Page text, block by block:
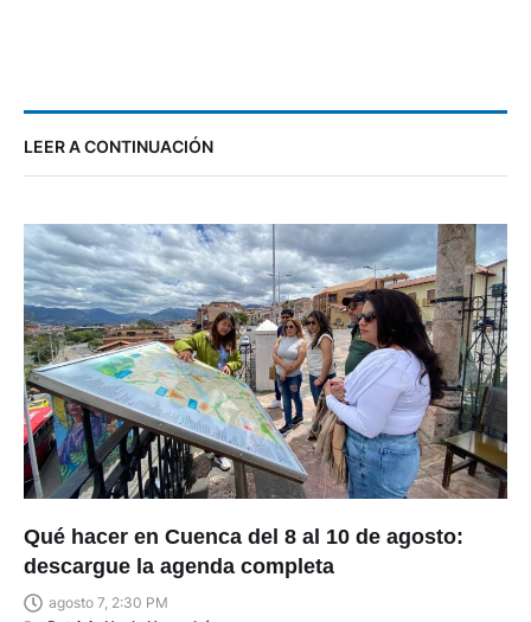
LEER A CONTINUACIÓN
Qué hacer en Cuenca del 8 al 10 de agosto:
descargue la agenda completa
agosto 7, 2:30 PM